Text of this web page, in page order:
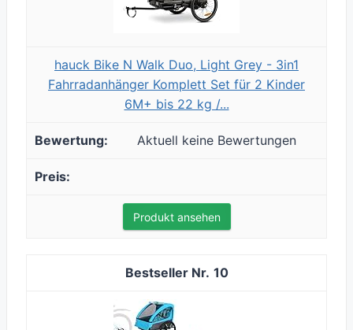
hauck Bike N Walk Duo, Light Grey - 3in1
Fahrradanhänger Komplett Set für 2 Kinder
6M+ bis 22 kg /...
Aktuell keine Bewertungen
Produkt ansehen
10